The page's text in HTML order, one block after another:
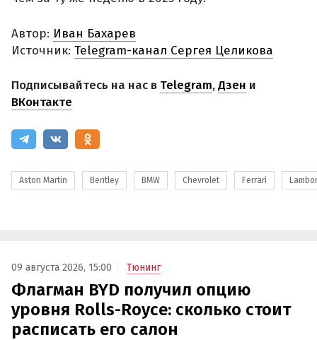
Автор: Иван Бахарев
Источник: Telegram-канал Сергея Целикова
Подписывайтесь на нас в Telegram,Дзен и
ВКонтакте
Aston Martin Bentley BMW Chevrolet Ferrari
09 августа 2026, 15:00 Тюнинг
Флагман BYD получил опцию
уровня Rolls-Royce: сколько стоит
расписать его салон